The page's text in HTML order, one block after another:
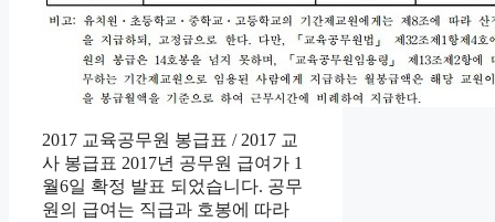
2017 교육공무원 봉급표 / 2017 교
사 봉급표 2017년 공무원 급여가 1
월6일 확정 발표 되었습니다. 공무
원의 급여는 직급과 호봉에 따라